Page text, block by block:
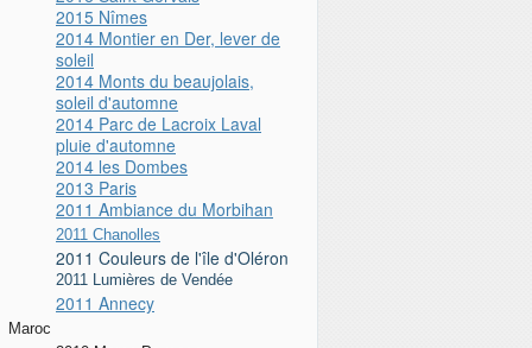
2015 Nîmes
2014 Montier en Der, lever de
soleil
2014 Monts du beaujolais,
soleil d'automne
2014 Parc de Lacroix Laval
pluie d'automne
2014 les Dombes
2013 Paris
2011 Ambiance du Morbihan
2011 Chanolles
2011 Couleurs de l'île d'Oléron
2011 Lumières de Vendée
2011 Annecy
Maroc